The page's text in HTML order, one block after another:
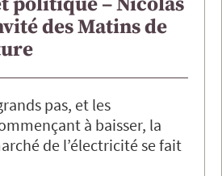
des Matins de
pas, et les
à baisser, la
de l’électricité se fait